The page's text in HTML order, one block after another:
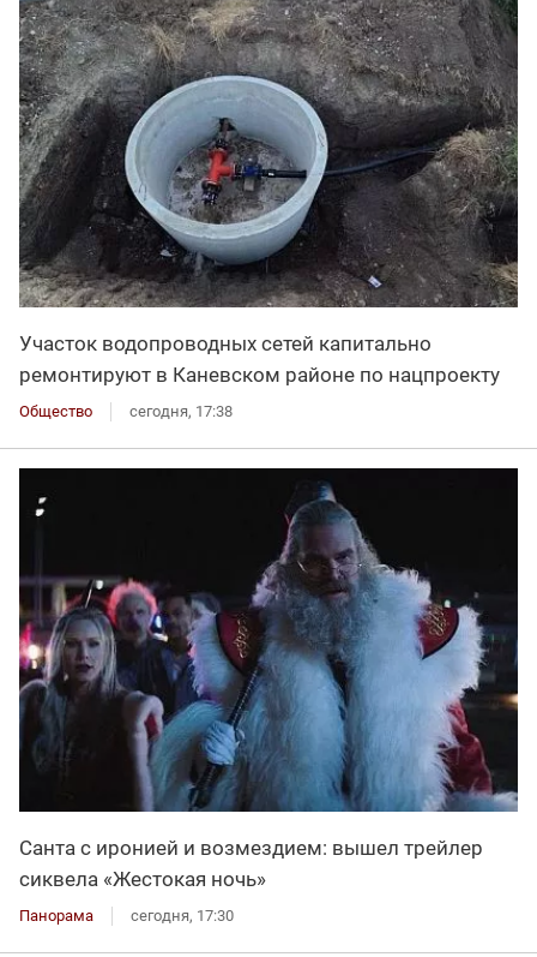
Участок водопроводных сетей капитально
ремонтируют в Каневском районе по нацпроекту
Общество сегодня, 17:38
Санта с иронией и возмездием: вышел трейлер
сиквела «Жестокая ночь»
Панорама сегодня, 17:30